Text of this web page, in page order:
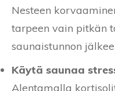
Nesteen
tarpeen vain pitkän
saunaistunnon
Käytä saunaa
Alentamalla